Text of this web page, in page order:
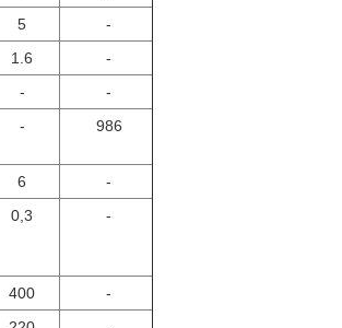
5
-
1.6
-
-
-
- 986
6
-
0,3 -
400
-